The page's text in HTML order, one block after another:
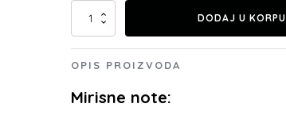
je
bila:
11.199.00 rsd.
je:
9.199.00 rsd.
Givenchy
DODAJ U KORPU
OPIS PROIZVODA
Mirisne note: